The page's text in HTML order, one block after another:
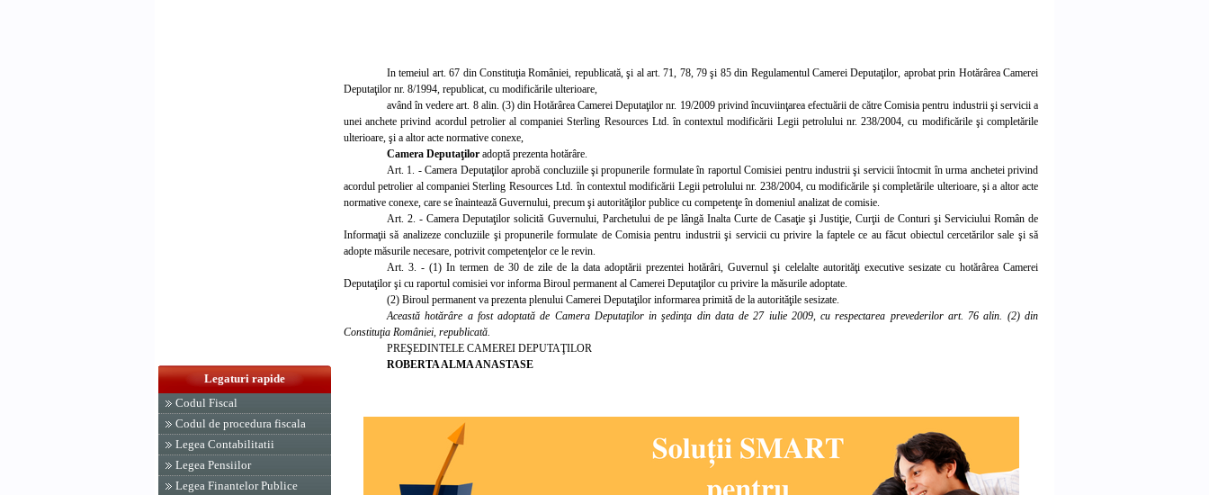
Legaturi rapide
Codul Fiscal
Codul de procedura fiscala
Legea Contabilitatii
Legea Pensiilor
Legea Finantelor Publice
In temeiul art. 67 din Constituţia României, republicată, şi al art. 71, 78, 79 şi 85 din Regulamentul Camerei Deputaţilor, aprobat prin Hotărârea Camerei
Deputaţilor nr. 8/1994, republicat, cu modificările ulterioare,
având în vedere art. 8 alin. (3) din Hotărârea Camerei Deputaţilor nr. 19/2009 privind încuviinţarea efectuării de către Comisia pentru industrii şi servicii a
unei anchete privind acordul petrolier al companiei Sterling Resources Ltd. în contextul modificării Legii petrolului nr. 238/2004, cu modificările şi completările
ulterioare, şi a altor acte normative conexe,
Camera Deputaţilor adoptă prezenta hotărâre.
Art. 1. - Camera Deputaţilor aprobă concluziile şi propunerile formulate în raportul Comisiei pentru industrii şi servicii întocmit în urma anchetei privind
acordul petrolier al companiei Sterling Resources Ltd. în contextul modificării Legii petrolului nr. 238/2004, cu modificările şi completările ulterioare, şi a altor acte
normative conexe, care se înaintează Guvernului, precum şi autorităţilor publice cu competenţe în domeniul analizat de comisie.
Art. 2. - Camera Deputaţilor solicită Guvernului, Parchetului de pe lângă Inalta Curte de Casaţie şi Justiţie, Curţii de Conturi şi Serviciului Român de
Informaţii să analizeze concluziile şi propunerile formulate de Comisia pentru industrii şi servicii cu privire la faptele ce au făcut obiectul cercetărilor sale şi să
adopte măsurile necesare, potrivit competenţelor ce le revin.
Art. 3. - (1) In termen de 30 de zile de la data adoptării prezentei hotărâri, Guvernul şi celelalte autorităţi executive sesizate cu hotărârea Camerei
Deputaţilor şi cu raportul comisiei vor informa Biroul permanent al Camerei Deputaţilor cu privire la măsurile adoptate.
(2) Biroul permanent va prezenta plenului Camerei Deputaţilor informarea primită de la autorităţile sesizate.
Această hotărâre a fost adoptată de Camera Deputaţilor in şedinţa din data de 27 iulie 2009, cu respectarea prevederilor art. 76 alin. (2) din
Constituţia României, republicată.
PREŞEDINTELE CAMEREI DEPUTAŢILOR
ROBERTA ALMA ANASTASE